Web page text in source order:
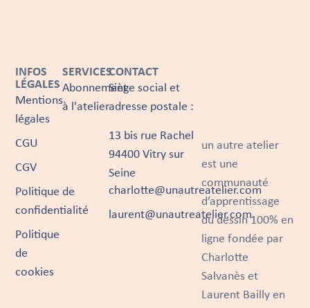
un autre atelier
est une
communauté
d’apprentissage
du dessin 100% en
ligne fondée par
Charlotte
Salvanès et
Laurent Bailly en
SERVICES
Abonnement
à l'atelier
INFOS
LÉGALES
Mentions
légales
CGU
CGV
Politique de
confidentialité
Politique
de
cookies
CONTACT
Siège social et
adresse postale :
13 bis rue Rachel
94400 Vitry sur
Seine
charlotte@unautreatelier.com
laurent@unautreatelier.com